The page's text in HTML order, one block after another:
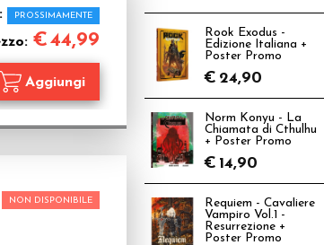
PROSSIMAMENTE
€44,99
NON DISPONIBILE
Rook Exodus -
Edizione Italiana +
Poster Promo
€ 24,90
Norm Konyu - La
Chiamata di Cthulhu
+ Poster Promo
€ 14,90
Requiem - Cavaliere
Vampiro Vol.1 -
Resurrezione +
Poster Promo